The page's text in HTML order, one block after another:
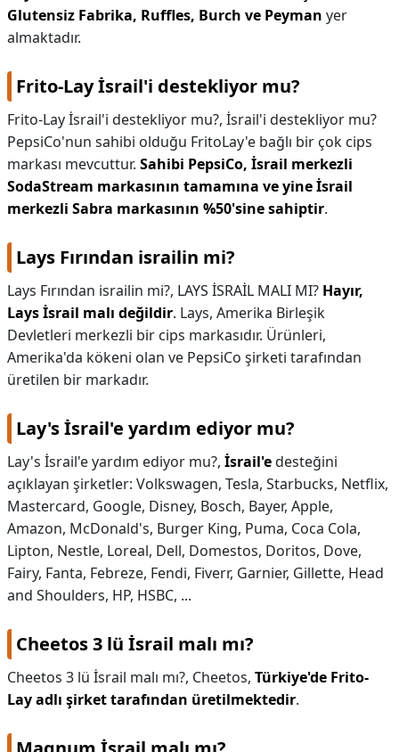
Glutensiz Fabrika, Ruffles, Burch ve Peyman yer
almaktadır.
Frito-Lay İsrail'i destekliyor mu?
Frito-Lay İsrail'i destekliyor mu?, İsrail'i destekliyor mu?
PepsiCo'nun sahibi olduğu FritoLay'e bağlı bir çok cips
markası mevcuttur. Sahibi PepsiCo, İsrail merkezli
SodaStream markasının tamamına ve yine İsrail
merkezli Sabra markasının %50'sine sahiptir.
Lays Fırından israilin mi?
Lays Fırından israilin mi?, LAYS İSRAİL MALI MI? Hayır,
Lays İsrail malı değildir. Lays, Amerika Birleşik
Devletleri merkezli bir cips markasıdır. Ürünleri,
Amerika'da kökeni olan ve PepsiCo şirketi tarafından
üretilen bir markadır.
Lay's İsrail'e yardım ediyor mu?
Lay's İsrail'e yardım ediyor mu?, İsrail'edesteğini
açıklayan şirketler: Volkswagen, Tesla, Starbucks, Netflix,
Mastercard, Google, Disney, Bosch, Bayer, Apple,
Amazon, McDonald's, Burger King, Puma, Coca Cola,
Lipton, Nestle, Loreal, Dell, Domestos, Doritos, Dove,
Fairy, Fanta, Febreze, Fendi, Fiverr, Garnier, Gillette, Head
and Shoulders, HP, HSBC, ...
Cheetos 3 lü İsrail malı mı?
Cheetos 3 lü İsrail malı mı?, Cheetos, Türkiye'de Frito-
Lay adlı şirket tarafından üretilmektedir.